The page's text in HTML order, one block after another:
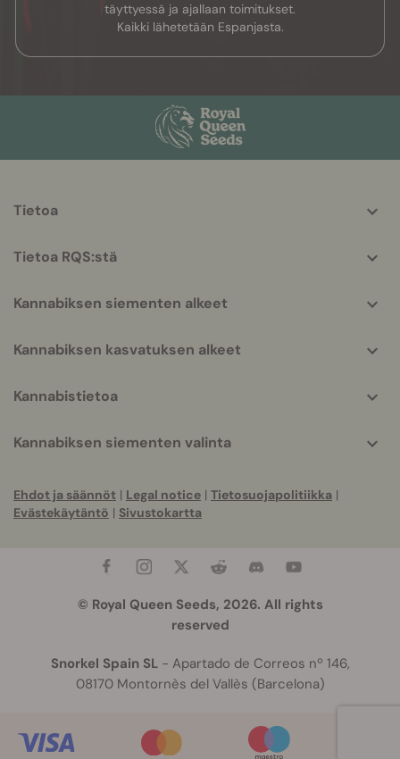
täyttyessä ja ajallaan toimitukset.
Kaikki lähetetään Espanjasta.
helpful
Tietoa
Tietoa RQS:stä
Kannabiksen siementen alkeet
Kannabiksen kasvatuksen alkeet
Kannabistietoa
Kannabiksen siementen valinta
Ehdot ja säännöt | Legal notice | Tietosuojapolitiikka |
Evästekäytäntö | Sivustokartta
© Royal Queen Seeds, 2026. All rights
reserved
Snorkel Spain SL- Apartado de Correos nº 146,
08170 Montornès del Vallès (Barcelona)